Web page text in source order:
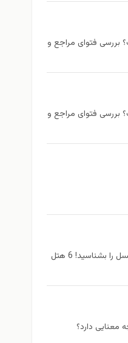
بررسی فتوای مراجع و
بررسی فتوای مراجع و
بهترین هتل تهران برای ماه عسل را بشناسید! 6 هتل
دارد؟